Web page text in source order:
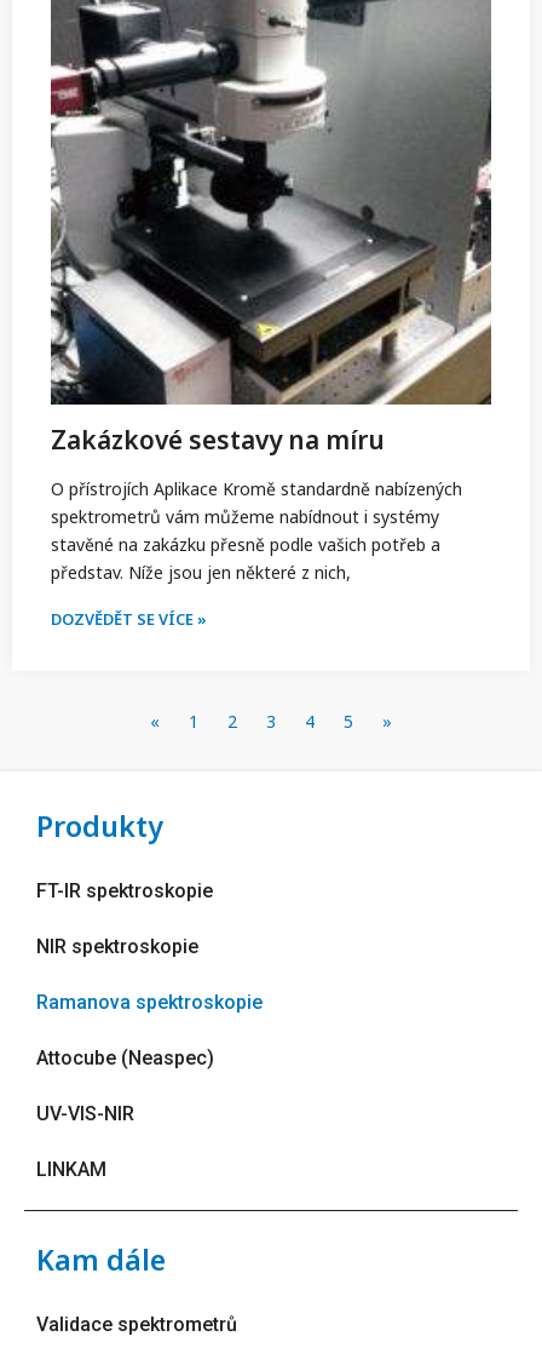
Zakázkové sestavy na míru
O přístrojích Aplikace Kromě standardně nabízených
spektrometrů vám můžeme nabídnout i systémy
stavěné na zakázku přesně podle vašich potřeb a
představ. Níže jsou jen některé z nich,
DOZVĚDĚT SE VÍCE »
« 1 2 3 4 5 »
Produkty
FT-IR spektroskopie
NIR spektroskopie
Ramanova spektroskopie
Attocube (Neaspec)
UV-VIS-NIR
LINKAM
Kam dále
Validace spektrometrů